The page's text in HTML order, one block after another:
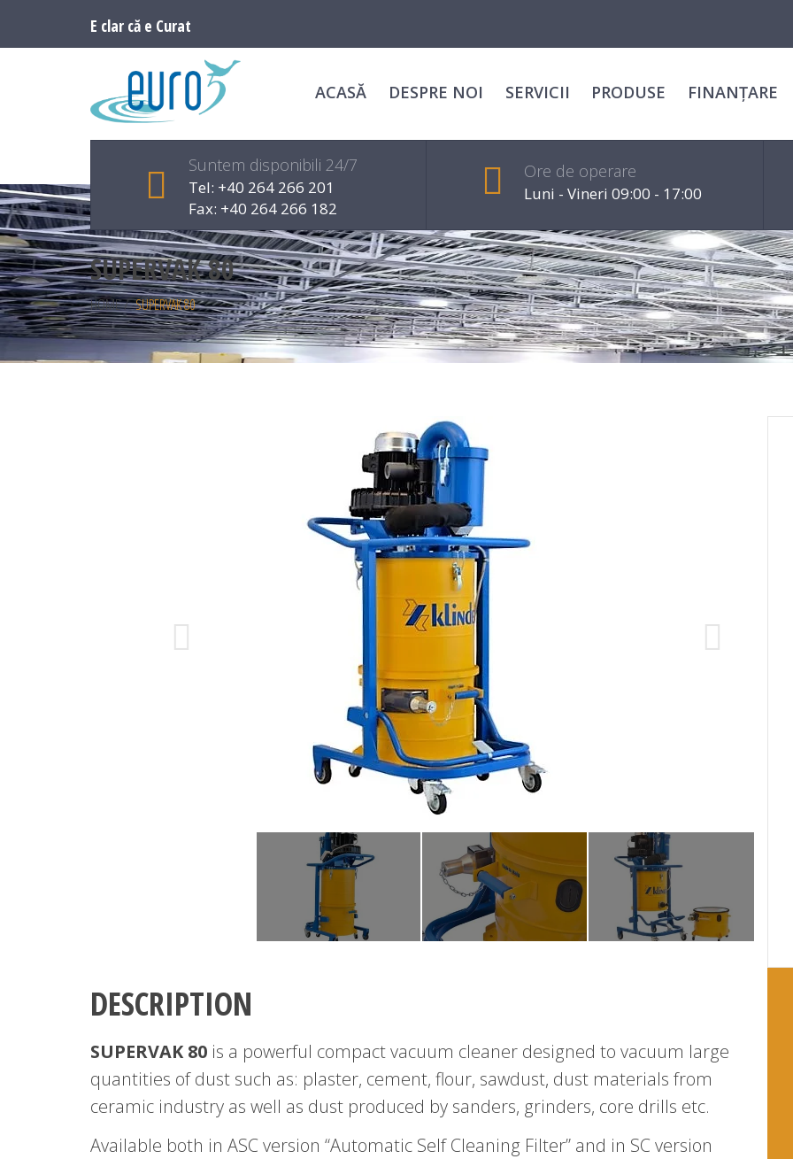
E clar că e Curat
ACASĂ DESPRE NOI SERVICII PRODUSE FINANȚARE
SUPERVAK 80
HOME/SUPERVAK 80
Suntem disponibili 24/7
Tel: +40 264 266 201
Fax: +40 264 266 182
Ore de operare
Luni - Vineri 09:00 - 17:00
DESCRIPTION
SUPERVAK 80 is a powerful compact vacuum cleaner designed to vacuum large
quantities of dust such as: plaster, cement, flour, sawdust, dust materials from
ceramic industry as well as dust produced by sanders, grinders, core drills etc.
Available both in ASC version “Automatic Self Cleaning Filter” and in SC version